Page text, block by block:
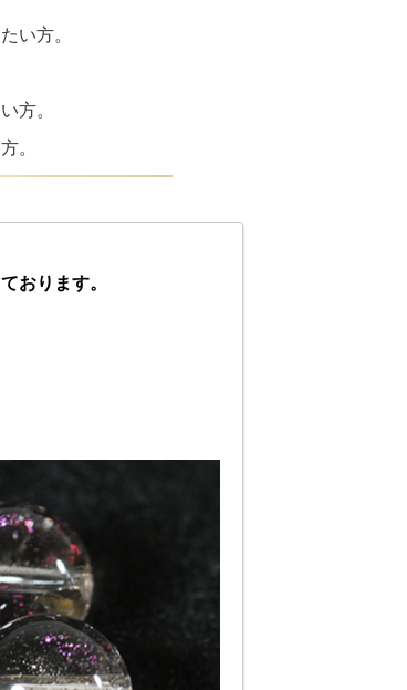
い方。
方。
。
おります。